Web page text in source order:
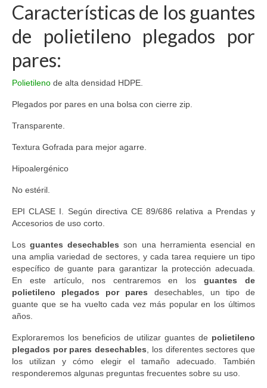
Características de los guantes
de polietileno plegados por
pares:
Polietileno de alta densidad HDPE.
Plegados por pares en una bolsa con cierre zip.
Transparente.
Textura Gofrada para mejor agarre.
Hipoalergénico
No estéril.
EPI CLASE I. Según directiva CE 89/686 relativa a Prendas y
Accesorios de uso corto.
Losguantes desechables son una herramienta esencial en
una amplia variedad de sectores, y cada tarea requiere un tipo
específico de guante para garantizar la protección adecuada.
En este artículo, nos centraremos en los guantes de
polietileno plegados por pares desechables, un tipo de
guante que se ha vuelto cada vez más popular en los últimos
años.
Exploraremos los beneficios de utilizar guantes de polietileno
plegados por pares desechables, los diferentes sectores que
los utilizan y cómo elegir el tamaño adecuado. También
responderemos algunas preguntas frecuentes sobre su uso.